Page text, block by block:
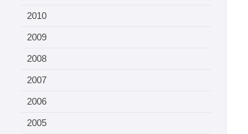
2010
2009
2008
2007
2006
2005